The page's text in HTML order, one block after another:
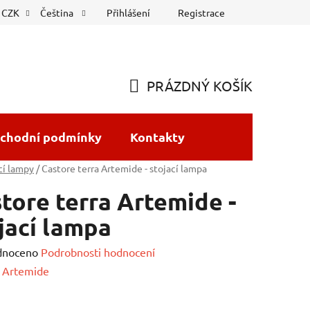
CZK Čeština Přihlášení Registrace
KOŠÍK
PRÁZDNÝ KOŠÍK
podmínky Kontakty
lampy / Castore terra Artemide - stojací lampa
terra Artemide -
lampa
Podrobnosti hodnocení
Artemide